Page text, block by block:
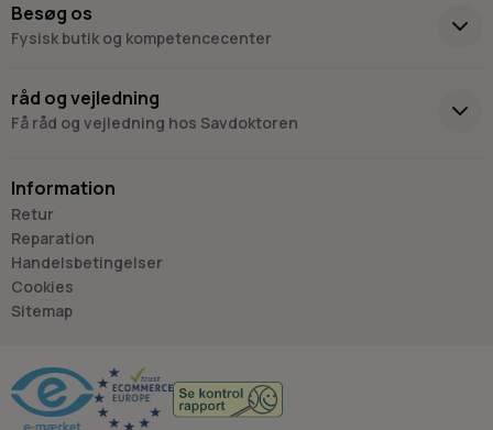
Besøg os
Fysisk butik og kompetencecenter
9400 Nørresundby
råd og vejledning
Få råd og vejledning hos Savdoktoren
“Vi bygger vores løsninger på viden, erfaring og faglig indsigt
- så du kan træffe
det rigtige valg, hver gang.
- Jan “Savdoktoren” Østergaard
Information
Retur
Reparation
Handelsbetingelser
Cookies
Sitemap